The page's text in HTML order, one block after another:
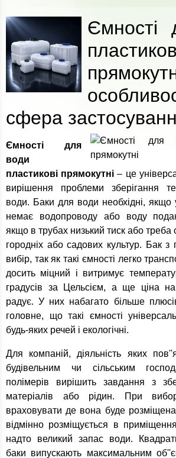
Ємності
сфера
Ємності для
води
пластикові прямокутні – це
вирішення проблеми зберігання
води. Баки для води необхідні, якщо
немає водопроводу або воду
якщо в трубах низький тиск або треба
городніх або садових культур. Бак
вибір, так як такі ємності легко
досить міцний і витримує
градусів за Цельсієм, а ще ціна
радує. У них набагато більше
головне, що такі ємності
будь-яких речей і екологічні.
Для компаній, діяльність яких
будівельним чи сільським
полімерів вирішить завдання з
матеріалів або рідин. При
враховувати де вона буде
відмінно розміщується в
надто великий запас води.
баки випускають максимальним